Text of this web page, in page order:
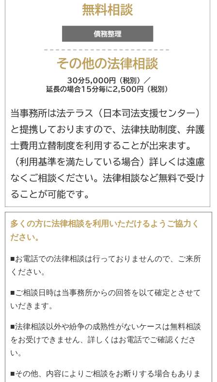
多くの方に法律相談を利用いただけるようご協力く
ださい。
■お電話での法律相談は行っておりませんので、ご来所
ください。
■ご相談日時は当事務所からの回答を以て確定とさせて
いだきます。
■法律相談以外や紛争の成熟性がないケースは無料相談
をお受けできません、詳しくはお電話でご確認くださ
い。
■その他、内容によりご相談をお断りする場合もありま